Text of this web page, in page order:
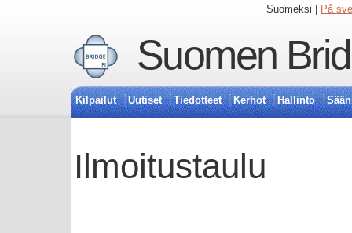
Suomeksi | På
Suomen
Kilpailut Uutiset Tiedotteet Kerhot Hallinto
Ilmoitustaulu